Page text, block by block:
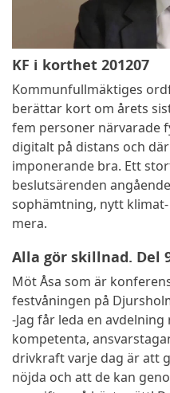
KF i korthet 201207
Kommunfullmäktiges
berättar kort om årets
fem personer närvarade
digitalt på distans och
imponerande bra. Ett
beslutsärenden
sophämtning, nytt
mera.
Alla gör skillnad. Del
Möt Åsa som är
festvåningen på
-Jag får leda en
kompetenta,
drivkraft varje dag är att
nöjda och att de kan